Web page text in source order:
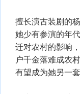
擅长演古装剧的
她少有参演的年
迁对农村的影响
户千金落难成农
有望成为她另一套